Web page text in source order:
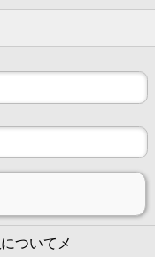
についてメ